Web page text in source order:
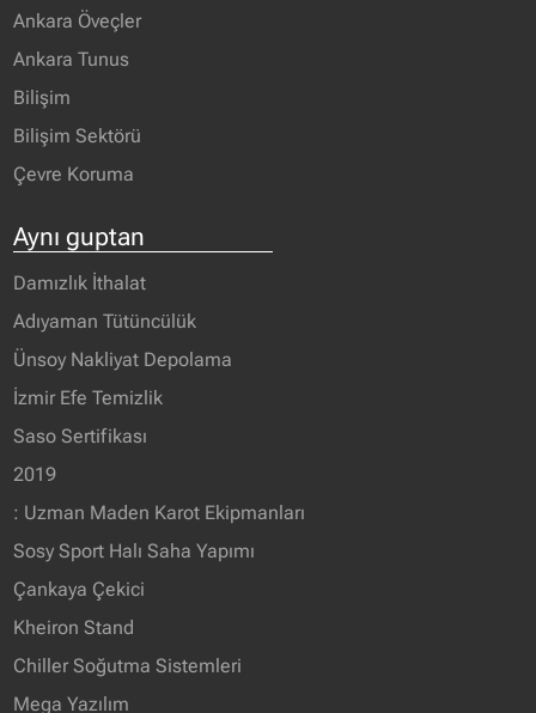
Ankara Öveçler
Ankara Tunus
Bilişim
Bilişim Sektörü
Çevre Koruma
Aynı guptan
Damızlık İthalat
Adıyaman Tütüncülük
Ünsoy Nakliyat Depolama
İzmir Efe Temizlik
Saso Sertifikası
2019
: Uzman Maden Karot Ekipmanları
Sosy Sport Halı Saha Yapımı
Çankaya Çekici
Kheiron Stand
Chiller Soğutma Sistemleri
Mega Yazılım